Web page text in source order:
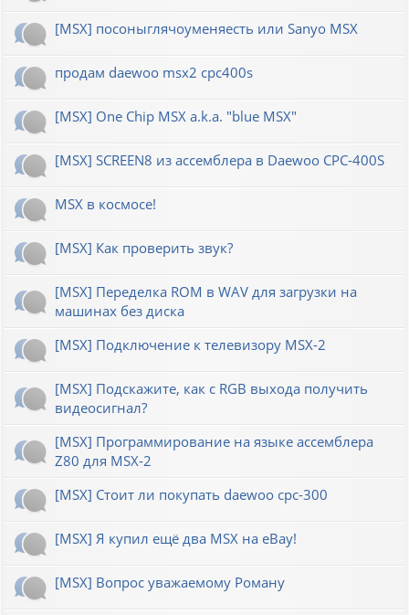
[MSX] посоныглячоуменяесть или Sanyo MSX
продам daewoo msx2 cpc400s
[MSX] One Chip MSX a.k.a. "blue MSX"
[MSX] SCREEN8 из ассемблера в Daewoo CPC-400S
MSX в космосе!
[MSX] Как проверить звук?
[MSX] Переделка ROM в WAV для загрузки на
машинах без диска
[MSX] Подключение к телевизору MSX-2
[MSX] Подскажите, как с RGB выхода получить
видеосигнал?
[MSX] Программирование на языке ассемблера
Z80 для MSX-2
[MSX] Стоит ли покупать daewoo cpc-300
[MSX] Я купил ещё два MSX на eBay!
[MSX] Вопрос уважаемому Роману